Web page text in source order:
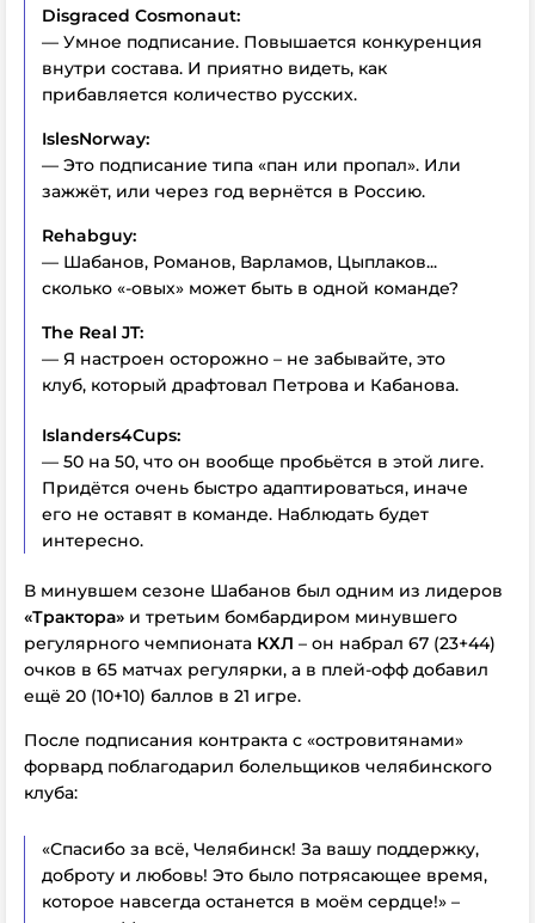
Disgraced Cosmonaut:
— Умное подписание. Повышается конкуренция
внутри состава. И приятно видеть, как
прибавляется количество русских.
IslesNorway:
— Это подписание типа «пан или пропал». Или
зажжёт, или через год вернётся в Россию.
Rehabguy:
— Шабанов, Романов, Варламов, Цыплаков...
сколько «-овых» может быть в одной команде?
The Real JT:
— Я настроен осторожно – не забывайте, это
клуб, который драфтовал Петрова и Кабанова.
Islanders4Cups:
— 50 на 50, что он вообще пробьётся в этой лиге.
Придётся очень быстро адаптироваться, иначе
его не оставят в команде. Наблюдать будет
интересно.
В минувшем сезоне Шабанов был одним из лидеров
«Трактора» и третьим бомбардиром минувшего
регулярного чемпионата КХЛ – он набрал 67 (23+44)
очков в 65 матчах регулярки, а в плей-офф добавил
ещё 20 (10+10) баллов в 21 игре.
После подписания контракта с «островитянами»
форвард поблагодарил болельщиков челябинского
клуба:
«Спасибо за всё, Челябинск! За вашу поддержку,
доброту и любовь! Это было потрясающее время,
которое навсегда останется в моём сердце!» –